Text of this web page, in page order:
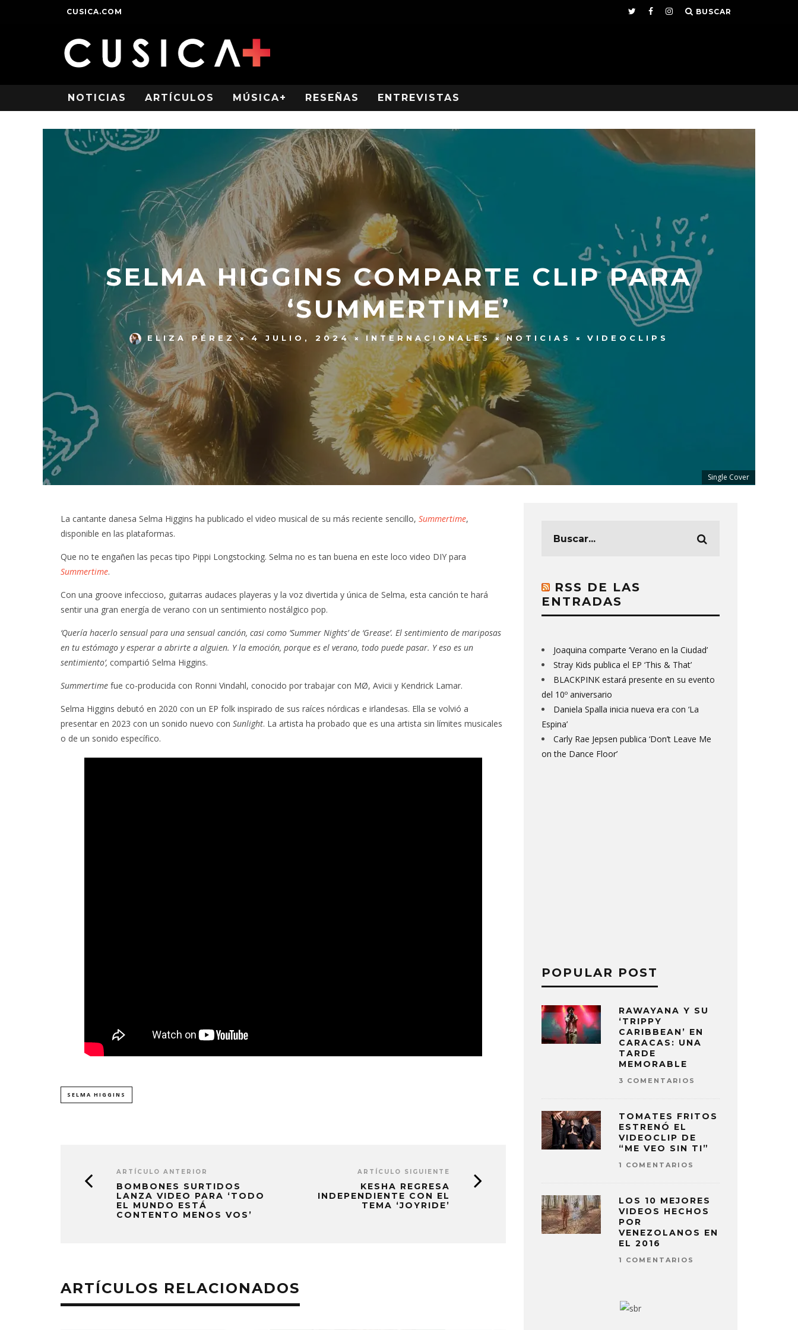
CUSICA.COM BUSCAR
NOTICIAS ARTÍCULOS MÚSICA+ RESEÑAS ENTREVISTAS
SELMA HIGGINS COMPARTE CLIP PARA
‘SUMMERTIME’
ELIZA PÉREZ 4 JULIO, 2024 INTERNACIONALES NOTICIAS VIDEOCLIPS
Single Cover
La cantante danesa Selma Higgins ha publicado el video musical de su más reciente sencillo, Summertime,
disponible en las plataformas.
Que no te engañen las pecas tipo Pippi Longstocking. Selma no es tan buena en este loco video DIY para
Summertime.
Con una groove infeccioso, guitarras audaces playeras y la voz divertida y única de Selma, esta canción te hará
sentir una gran energía de verano con un sentimiento nostálgico pop.
‘Quería hacerlo sensual para una sensual canción, casi como ‘Summer Nights’ de ‘Grease’. El sentimiento de mariposas
en tu estómago y esperar a abrirte a alguien. Y la emoción, porque es el verano, todo puede pasar. Y eso es un
sentimiento’, compartió Selma Higgins.
Summertime fue co-producida con Ronni Vindahl, conocido por trabajar con MØ, Avicii y Kendrick Lamar.
Selma Higgins debutó en 2020 con un EP folk inspirado de sus raíces nórdicas e irlandesas. Ella se volvió a
presentar en 2023 con un sonido nuevo con Sunlight. La artista ha probado que es una artista sin límites musicales
o de un sonido específico.
SELMA HIGGINS
ARTÍCULO ANTERIOR
BOMBONES SURTIDOS
LANZA VIDEO PARA ‘TODO
EL MUNDO ESTÁ
CONTENTO MENOS VOS’
ARTÍCULO SIGUIENTE
KESHA REGRESA
INDEPENDIENTE CON EL
TEMA ‘JOYRIDE’
ARTÍCULOS RELACIONADOS
RSS DE LAS
ENTRADAS
Joaquina comparte ‘Verano en la Ciudad’
Stray Kids publica el EP ‘This & That’
BLACKPINK estará presente en su evento
del 10º aniversario
Daniela Spalla inicia nueva era con ‘La
Espina’
Carly Rae Jepsen publica ‘Don’t Leave Me
on the Dance Floor’
POPULAR POST
RAWAYANA Y SU
‘TRIPPY
CARIBBEAN’ EN
CARACAS: UNA
TARDE
MEMORABLE
3 COMENTARIOS
TOMATES FRITOS
ESTRENÓ EL
VIDEOCLIP DE
“ME VEO SIN TI”
1 COMENTARIOS
LOS 10 MEJORES
VIDEOS HECHOS
POR
VENEZOLANOS EN
EL 2016
1 COMENTARIOS